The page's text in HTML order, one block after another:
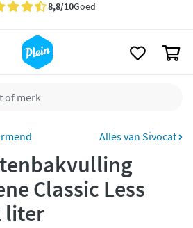
bezorging vanaf 35,- *
besteld,
Gratisretourneren
met Klarna
Alles van Sivocat
Classic Less
liter